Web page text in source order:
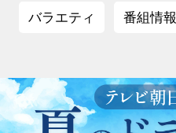
バラエティ 番組情報